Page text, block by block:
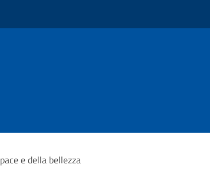
e della bellezza